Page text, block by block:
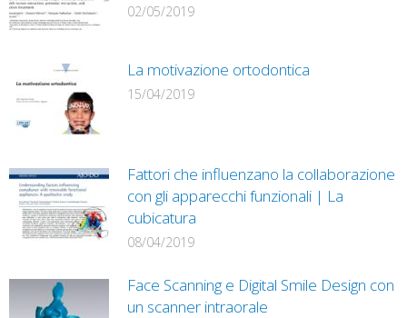
02/05/2019
La motivazione ortodontica
15/04/2019
Fattori che influenzano la collaborazione
con gli apparecchi funzionali | La
cubicatura
08/04/2019
Face Scanning e Digital Smile Design con
un scanner intraorale